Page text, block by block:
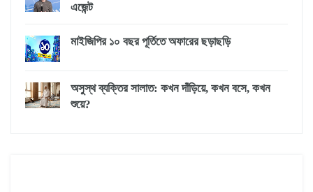
এজেন্ট
মাইজিপির ১০ বছর পূর্তিতে অফারের ছড়াছড়ি
অসুস্থ ব্যক্তির সালাত: কখন দাঁড়িয়ে, কখন বসে, কখন
শুয়ে?